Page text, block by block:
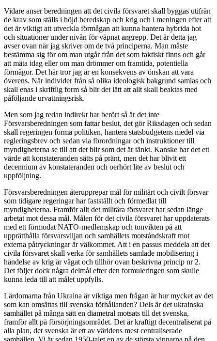
Vidare anser beredningen att det civila försvaret skall byggas utifrån
de krav som ställs i höjd beredskap och krig och i meningen efter att
det är viktigt att utveckla förmågan att kunna hantera hybrida hot
och situationer under nivån för väpnat angrepp. Det är detta jag
avser ovan när jag skriver om de två principerna. Man måste
bestämma sig för om man utgår från det som faktiskt finns och går
att mäta idag eller om man drömmer om framtida, potentiella
förmågor. Det här tror jag är en konsekvens av önskan att vara
överens. När individer från så olika ideologisk bakgrund samlas och
skall enas i skriftlig form så blir det lätt att allt skall beaktas med
påföljande urvattningsrisk.
Men som jag redan indirekt har berört så är det inte
Försvarsberedningen som fattar beslut, det gör Riksdagen och sedan
skall regeringen forma politiken, hantera statsbudgetens medel via
regleringsbrev och sedan via förordningar och instruktioner till
myndigheterna se till att det blir som det är tänkt. Kanske har det ett
värde att konstateranden sätts på pränt, men det har blivit ett
decennium av konstateranden och oerhört lite av beslut och
uppföljning.
Försvarsberedningen återupprepar mål för militärt och civilt försvar
som tidigare regeringar har fastställt och förmedlat till
myndigheterna. Framför allt det militära försvaret har sedan länge
arbetat mot dessa mål. Målen för det civila försvaret har uppdaterats
med ett förmodat NATO-medlemskap och tonvikten på att
upprätthålla försvarsviljan och samhällets motståndskraft mot
externa påtryckningar är välkommet. Att i en passus meddela att det
civila försvaret skall verka för samhällets samlade mobilisering i
händelse av krig är vågat och tillhör ovan beskrivna princip nr 2.
Det följer dock några delmål efter den formuleringen som skulle
kunna leda till att målet uppfylls.
Lärdomarna från Ukraina är viktiga men frågan är hur mycket av det
som kan omsättas till svenska förhållanden? Dels är det ukrainska
samhället på många sätt en diametral motsats till det svenska,
framför allt på försörjningsområdet. Det är kraftigt decentraliserat på
alla plan, det svenska är ett av världens mest centraliserade
samhällen. Vi är sedan 1950-talet en av de största vinnarna på den